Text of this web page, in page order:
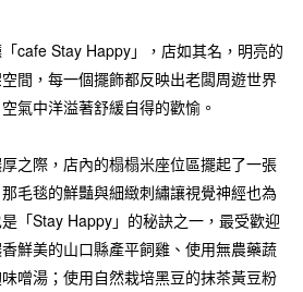
cafe Stay Happy」，店如其名，明亮的
間，每一個擺飾都反映出老闆周遊世界
氣中洋溢著舒緩自得的歡愉。
之際，店內的榻榻米座位區擺起了一張
毛毯的鮮豔與細緻刺繡讓視覺神經也為
「Stay Happy」的秘訣之一，最受歡迎
鮮美的山口縣產平飼雞、使用無農藥蔬
噌湯；使用自然栽培黑豆的抹茶黃豆粉